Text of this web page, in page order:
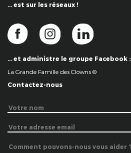
… est sur les réseaux !
… et administre le groupe Facebook :
La Grande Famille des Clowns ©
Contactez-nous